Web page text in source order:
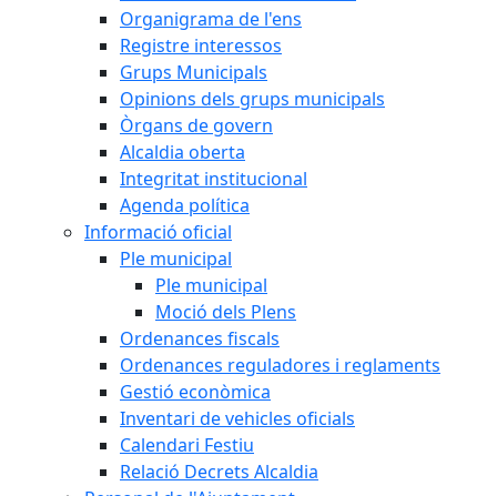
Organigrama de l'ens
Registre interessos
Grups Municipals
Opinions dels grups municipals
Òrgans de govern
Alcaldia oberta
Integritat institucional
Agenda política
Informació oficial
Ple municipal
Ple municipal
Moció dels Plens
Ordenances fiscals
Ordenances reguladores i reglaments
Gestió econòmica
Inventari de vehicles oficials
Calendari Festiu
Relació Decrets Alcaldia